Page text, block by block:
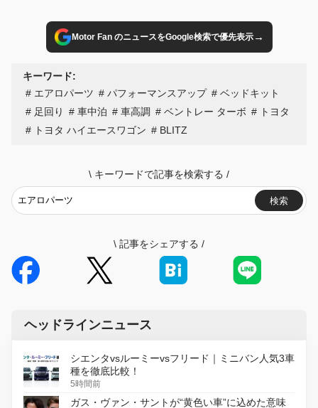
Motor Fan のニュースをGoogle検索で優先表示→
キーワード:
エアロパーツ
パフォーマンスアップ
ベッドキット
足回り
車中泊 車高調 ベントレー ターボ
トヨタ
トヨタ ハイエースワゴン
BLITZ
\ キーワードで記事を検索する /
検索
\ 記事をシェアする /
ヘッドラインニュース
シエンタvsルーミーvsフリード｜ミニバン人気3車
種を徹底比較！
5時間前
ガス・ヴァン・サントが“黄色い車”に込めた意味